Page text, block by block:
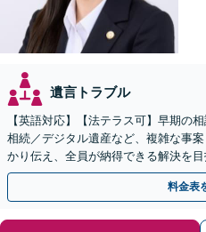
遺言トラブル
【英語対応】【法テラス可】早期の
相続／デジタル遺産など、複雑な事
かり伝え、全員が納得できる解決を
兼司法書士と連携【WEB面談可】【
料金表